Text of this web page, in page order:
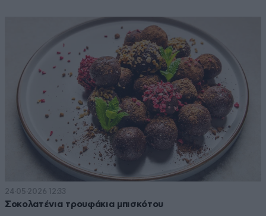
24·05·2026 12:33
Σοκολατένια τρουφάκια μπισκότου